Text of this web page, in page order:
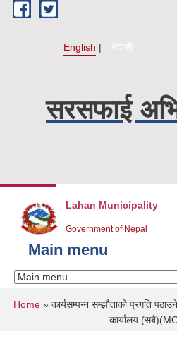
Skip to main content
English नेपाली
सरसफाई
Lahan Municipality
Government of Nepal
Main menu
You are here
Home » कार्यसम्पन्न सम्झौताको प्रगति
कार्यालय